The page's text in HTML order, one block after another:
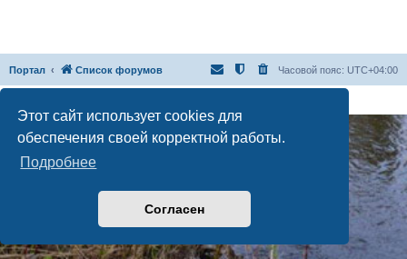
Этот сайт использует cookies для
обеспечения своей корректной работы.
Подробнее
Согласен
Портал Список форумов Часовой пояс: UTC+04:00